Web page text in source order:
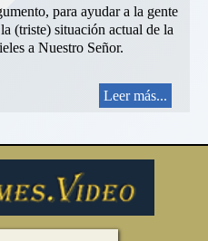
para ayudar a la gente
(triste) situación actual de la
a Nuestro Señor.
Leer más...